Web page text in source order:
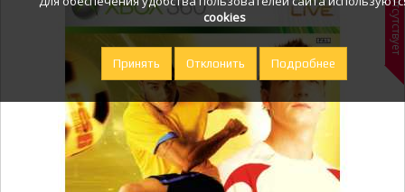
Отсутствует
cookies
Принять Отклонить Подробнее